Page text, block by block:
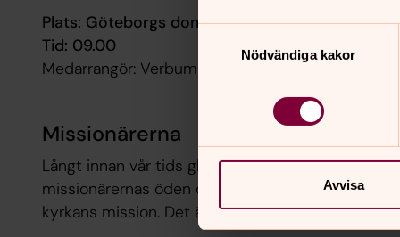
Nödvändiga kakor
Avvisa
Plats: Göteborgs domkyrka, Kyrkogatan 28
Tid: 09.00
Medarrangör: Verbum förlag
Missionärerna
Långt innan vår tids globalisering var kyrkan en
missionärernas öden och äventyr tecknarJonas
kyrkans mission. Det är en människornas